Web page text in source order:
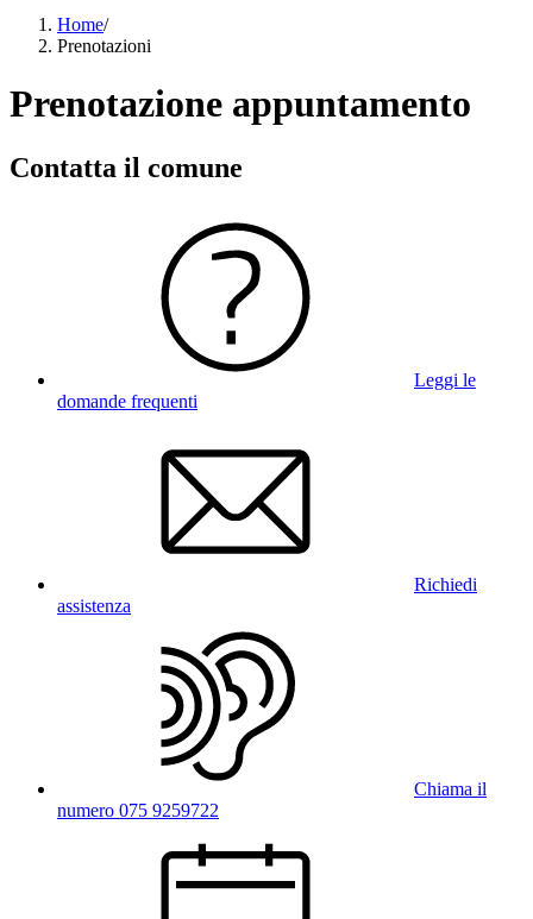
Home/
Prenotazioni
Prenotazione appuntamento
Contatta il comune
Leggi le
domande frequenti
Richiedi
assistenza
Chiama il
numero 075 9259722